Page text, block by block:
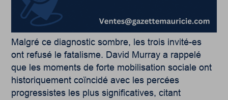
Malgré ce diagnostic sombre, les trois invité-es
ont refusé le fatalisme. David Murray a rappelé
que les moments de forte mobilisation sociale ont
historiquement coïncidé avec les percées
progressistes les plus significatives, citant